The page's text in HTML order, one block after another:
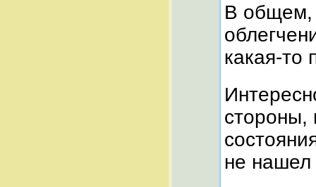
В общем,
какая-то
стороны,
не нашел